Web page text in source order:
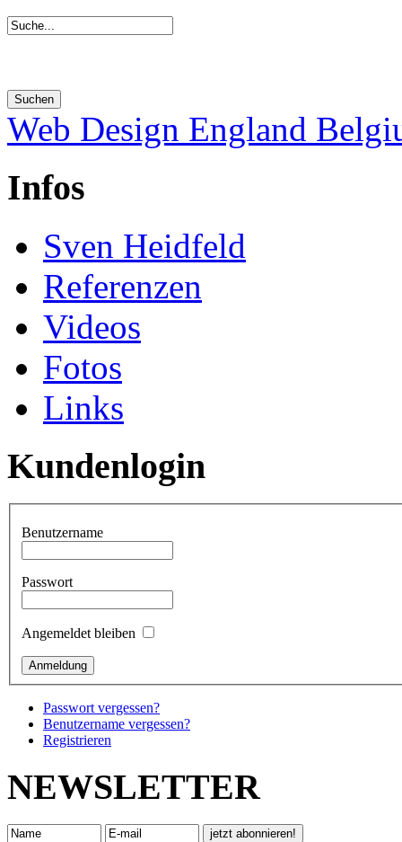
Web Design England
Infos
Sven Heidfeld
Referenzen
Videos
Fotos
Links
Kundenlogin
Benutzername
Passwort
Angemeldet bleiben
Passwort vergessen?
Benutzername vergessen?
Registrieren
NEWSLETTER